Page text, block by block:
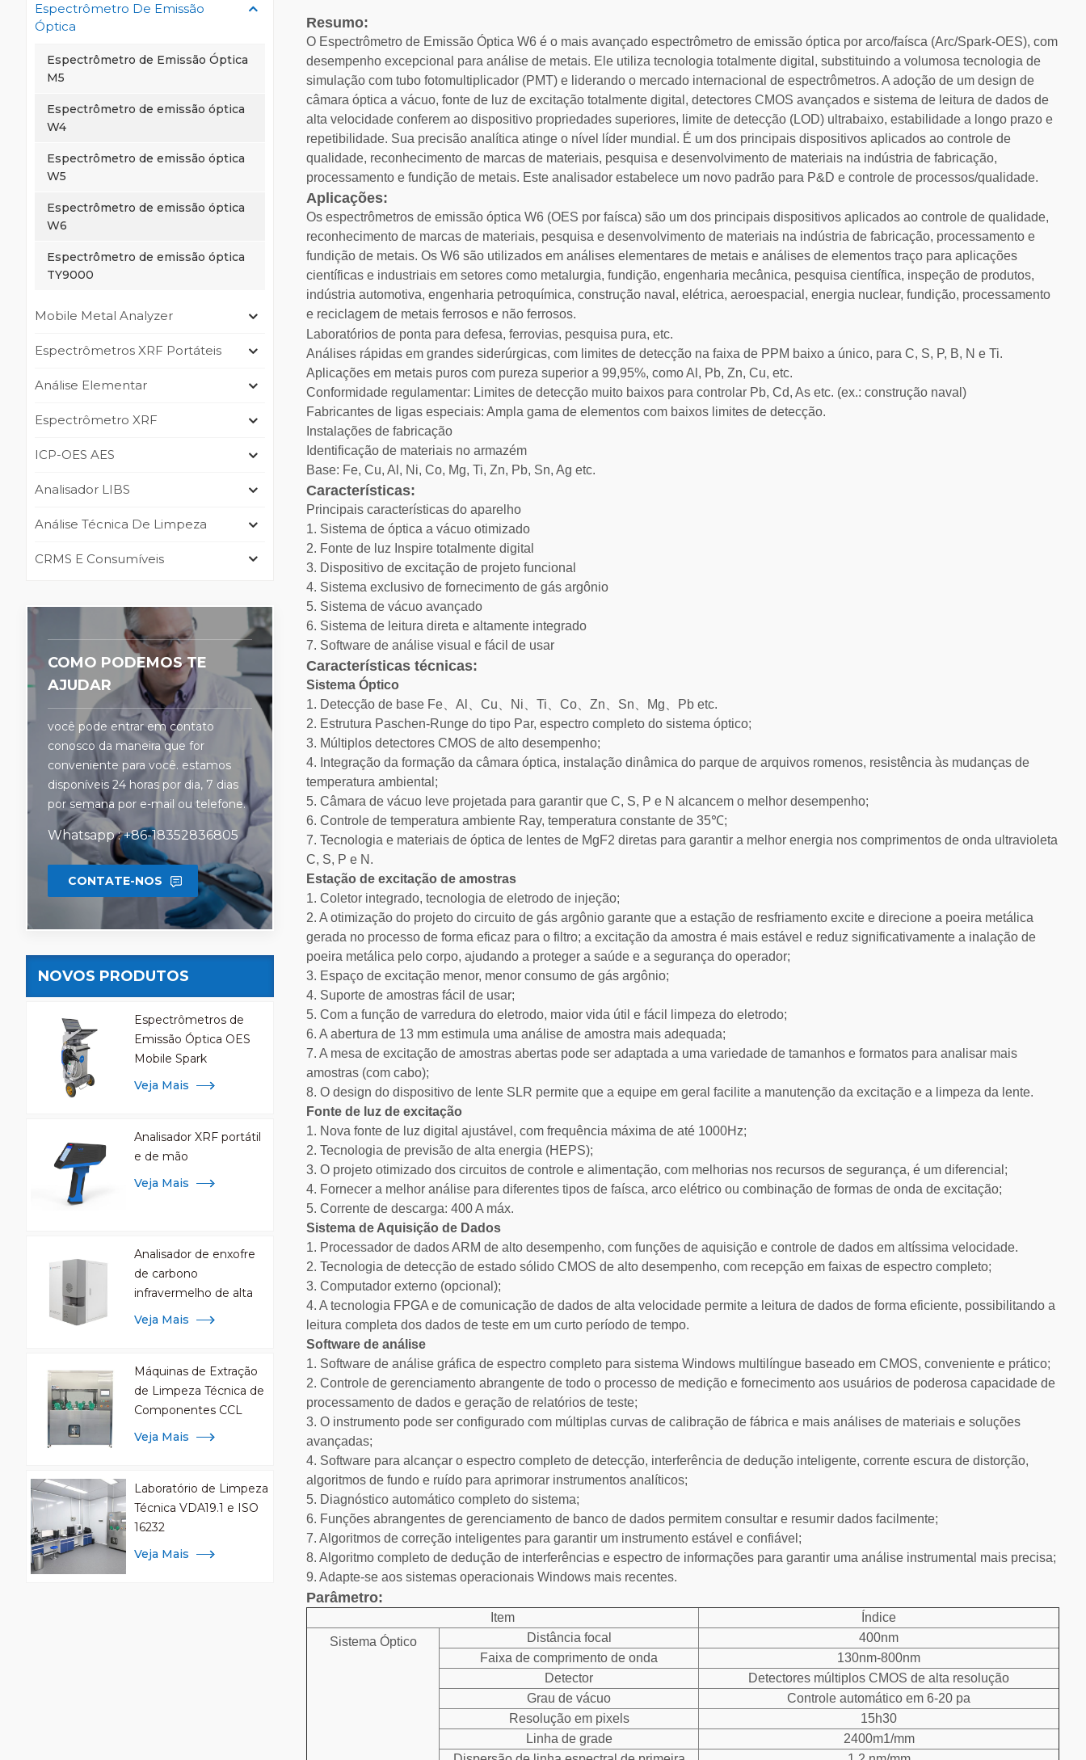
Espectrômetro De Emissão
Óptica
Espectrômetro de Emissão Óptica
M5
Espectrômetro de emissão óptica
W4
Espectrômetro de emissão óptica
W5
Espectrômetro de emissão óptica
W6
Espectrômetro de emissão óptica
TY9000
Mobile Metal Analyzer
Espectrômetros XRF Portáteis
Análise Elementar
Espectrômetro XRF
ICP-OES AES
Analisador LIBS
Análise Técnica De Limpeza
CRMS E Consumíveis
COMO PODEMOS TE
AJUDAR
você pode entrar em contato
conosco da maneira que for
conveniente para você. estamos
disponíveis 24 horas por dia, 7 dias
por semana por e-mail ou telefone.
Whatsapp : +86-18352836805
CONTATE-NOS
NOVOS PRODUTOS
Espectrômetros de
Emissão Óptica OES
Mobile Spark
Veja Mais
Analisador XRF portátil
e de mão
Veja Mais
Analisador de enxofre
de carbono
infravermelho de alta
frequência para análise
Veja Mais
Máquinas de Extração
de Limpeza Técnica de
Componentes CCL
Veja Mais
Laboratório de Limpeza
Técnica VDA19.1 e ISO
16232
Veja Mais
Resumo:
O Espectrômetro de Emissão Óptica W6 é o mais avançado espectrômetro de emissão óptica por arco/faísca (Arc/Spark-OES), com
desempenho excepcional para análise de metais. Ele utiliza tecnologia totalmente digital, substituindo a volumosa tecnologia de
simulação com tubo fotomultiplicador (PMT) e liderando o mercado internacional de espectrômetros. A adoção de um design de
câmara óptica a vácuo, fonte de luz de excitação totalmente digital, detectores CMOS avançados e sistema de leitura de dados de
alta velocidade conferem ao dispositivo propriedades superiores, limite de detecção (LOD) ultrabaixo, estabilidade a longo prazo e
repetibilidade. Sua precisão analítica atinge o nível líder mundial. É um dos principais dispositivos aplicados ao controle de
qualidade, reconhecimento de marcas de materiais, pesquisa e desenvolvimento de materiais na indústria de fabricação,
processamento e fundição de metais. Este analisador estabelece um novo padrão para P&D e controle de processos/qualidade.
Aplicações:
Os espectrômetros de emissão óptica W6 (OES por faísca) são um dos principais dispositivos aplicados ao controle de qualidade,
reconhecimento de marcas de materiais, pesquisa e desenvolvimento de materiais na indústria de fabricação, processamento e
fundição de metais. Os W6 são utilizados em análises elementares de metais e análises de elementos traço para aplicações
científicas e industriais em setores como metalurgia, fundição, engenharia mecânica, pesquisa científica, inspeção de produtos,
indústria automotiva, engenharia petroquímica, construção naval, elétrica, aeroespacial, energia nuclear, fundição, processamento
e reciclagem de metais ferrosos e não ferrosos.
Laboratórios de ponta para defesa, ferrovias, pesquisa pura, etc.
Análises rápidas em grandes siderúrgicas, com limites de detecção na faixa de PPM baixo a único, para C, S, P, B, N e Ti.
Aplicações em metais puros com pureza superior a 99,95%, como Al, Pb, Zn, Cu, etc.
Conformidade regulamentar: Limites de detecção muito baixos para controlar Pb, Cd, As etc. (ex.: construção naval)
Fabricantes de ligas especiais: Ampla gama de elementos com baixos limites de detecção.
Instalações de fabricação
Identificação de materiais no armazém
Base: Fe, Cu, Al, Ni, Co, Mg, Ti, Zn, Pb, Sn, Ag etc.
Características:
Principais características do aparelho
1. Sistema de óptica a vácuo otimizado
2. Fonte de luz Inspire totalmente digital
3. Dispositivo de excitação de projeto funcional
4. Sistema exclusivo de fornecimento de gás argônio
5. Sistema de vácuo avançado
6. Sistema de leitura direta e altamente integrado
7. Software de análise visual e fácil de usar
Características técnicas:
Sistema Óptico
1. Detecção de base Fe、Al、Cu、Ni、Ti、Co、Zn、Sn、Mg、Pb etc.
2. Estrutura Paschen-Runge do tipo Par, espectro completo do sistema óptico;
3. Múltiplos detectores CMOS de alto desempenho;
4. Integração da formação da câmara óptica, instalação dinâmica do parque de arquivos romenos, resistência às mudanças de
temperatura ambiental;
5. Câmara de vácuo leve projetada para garantir que C, S, P e N alcancem o melhor desempenho;
6. Controle de temperatura ambiente Ray, temperatura constante de 35℃;
7. Tecnologia e materiais de óptica de lentes de MgF2 diretas para garantir a melhor energia nos comprimentos de onda ultravioleta
C, S, P e N.
Estação de excitação de amostras
1. Coletor integrado, tecnologia de eletrodo de injeção;
2. A otimização do projeto do circuito de gás argônio garante que a estação de resfriamento excite e direcione a poeira metálica
gerada no processo de forma eficaz para o filtro; a excitação da amostra é mais estável e reduz significativamente a inalação de
poeira metálica pelo corpo, ajudando a proteger a saúde e a segurança do operador;
3. Espaço de excitação menor, menor consumo de gás argônio;
4. Suporte de amostras fácil de usar;
5. Com a função de varredura do eletrodo, maior vida útil e fácil limpeza do eletrodo;
6. A abertura de 13 mm estimula uma análise de amostra mais adequada;
7. A mesa de excitação de amostras abertas pode ser adaptada a uma variedade de tamanhos e formatos para analisar mais
amostras (com cabo);
8. O design do dispositivo de lente SLR permite que a equipe em geral facilite a manutenção da excitação e a limpeza da lente.
Fonte de luz de excitação
1. Nova fonte de luz digital ajustável, com frequência máxima de até 1000Hz;
2. Tecnologia de previsão de alta energia (HEPS);
3. O projeto otimizado dos circuitos de controle e alimentação, com melhorias nos recursos de segurança, é um diferencial;
4. Fornecer a melhor análise para diferentes tipos de faísca, arco elétrico ou combinação de formas de onda de excitação;
5. Corrente de descarga: 400 A máx.
Sistema de Aquisição de Dados
1. Processador de dados ARM de alto desempenho, com funções de aquisição e controle de dados em altíssima velocidade.
2. Tecnologia de detecção de estado sólido CMOS de alto desempenho, com recepção em faixas de espectro completo;
3. Computador externo (opcional);
4. A tecnologia FPGA e de comunicação de dados de alta velocidade permite a leitura de dados de forma eficiente, possibilitando a
leitura completa dos dados de teste em um curto período de tempo.
Software de análise
1. Software de análise gráfica de espectro completo para sistema Windows multilíngue baseado em CMOS, conveniente e prático;
2. Controle de gerenciamento abrangente de todo o processo de medição e fornecimento aos usuários de poderosa capacidade de
processamento de dados e geração de relatórios de teste;
3. O instrumento pode ser configurado com múltiplas curvas de calibração de fábrica e mais análises de materiais e soluções
avançadas;
4. Software para alcançar o espectro completo de detecção, interferência de dedução inteligente, corrente escura de distorção,
algoritmos de fundo e ruído para aprimorar instrumentos analíticos;
5. Diagnóstico automático completo do sistema;
6. Funções abrangentes de gerenciamento de banco de dados permitem consultar e resumir dados facilmente;
7. Algoritmos de correção inteligentes para garantir um instrumento estável e confiável;
8. Algoritmo completo de dedução de interferências e espectro de informações para garantir uma análise instrumental mais precisa;
9. Adapte-se aos sistemas operacionais Windows mais recentes.
Parâmetro:
Item
Índice
Sistema Óptico
Distância focal
400nm
Faixa de comprimento de onda
130nm-800nm
Detector
Detectores múltiplos CMOS de alta resolução
Grau de vácuo
Controle automático em 6-20 pa
Resolução em pixels
15h30
Linha de grade
2400m1/mm